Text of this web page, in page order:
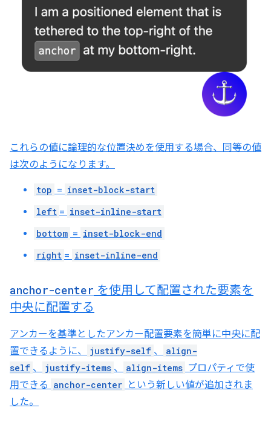
これらの値に論理的な位置決めを使用する場合、同等の値
は次のようになります。
top = inset-block-start
left = inset-inline-start
bottom = inset-block-end
right = inset-inline-end
anchor-center を使用して配置された要素を
中央に配置する
アンカーを基準としたアンカー配置要素を簡単に中央に配
置できるように、
justify-self 、
align-
self 、 justify-items 、 align-items プロパティで使
用できる anchor-center という新しい値が追加されま
した。